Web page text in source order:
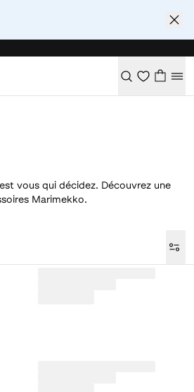
vous qui décidez. Découvrez une
Marimekko.